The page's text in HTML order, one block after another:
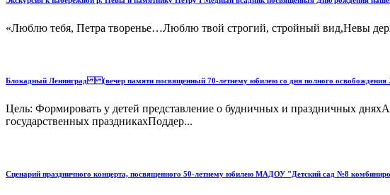
«Люблю тебя, Петра творенье…Люблю твой строгий, стройный вид,Невы
Блокадный Ленинград (вечер памяти посвященный 70-летнему юбилею со дня полного
Цель: Формировать у детей представление о будничных и праздничных
государственных праздникахПоддер...
Сценарий праздничного концерта, посвященного 50-летнему юбилею МАДОУ "Детский сад №8